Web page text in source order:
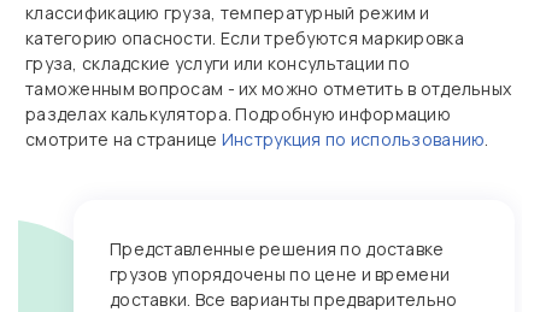
классификацию груза, температурный режим и
категорию опасности. Если требуются маркировка
груза, складские услуги или консультации по
таможенным вопросам - их можно отметить в отдельных
разделах калькулятора. Подробную информацию
смотрите на странице Инструкция по использованию.
Представленные решения по доставке
грузов упорядочены по цене и времени
доставки. Все варианты предварительно